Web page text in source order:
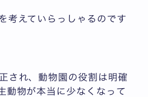
考えていらっしゃるのです
され、動物園の役割は明確
動物が本当に少なくなって